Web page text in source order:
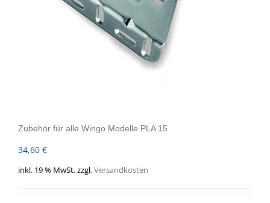
Zubehör für alle Wingo Modelle PLA 15
34,60 €
inkl. 19 % MwSt.zzgl.Versandkosten